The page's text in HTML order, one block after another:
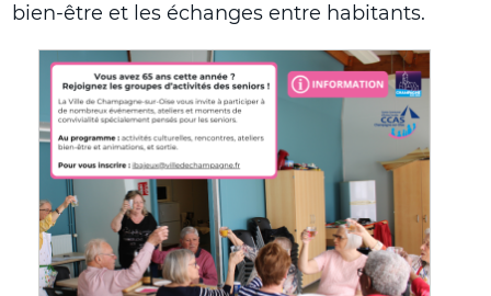
bien-être et les échanges entre habitants.